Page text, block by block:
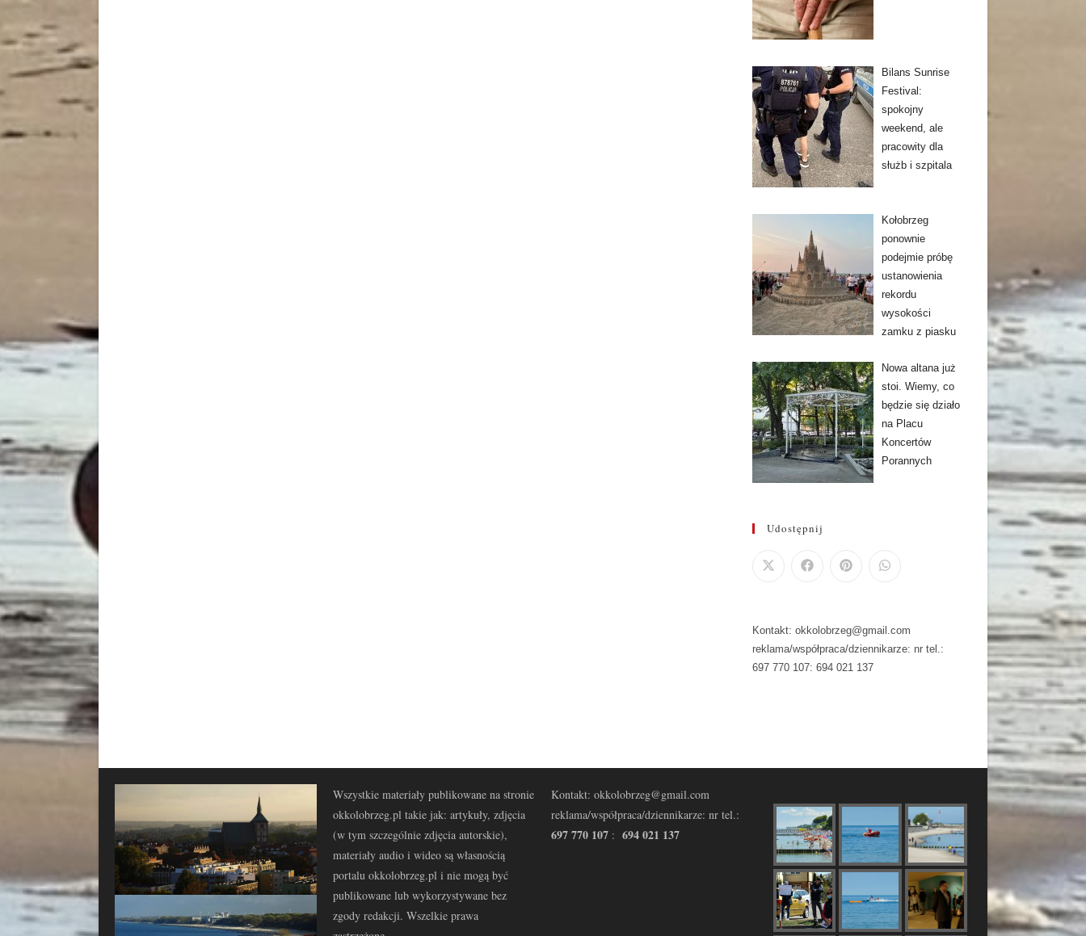
Bilans Sunrise
Festival:
spokojny
weekend, ale
pracowity dla
służb i szpitala
Kołobrzeg
ponownie
podejmie próbę
ustanowienia
rekordu
wysokości
zamku z piasku
Nowa altana już
stoi. Wiemy, co
będzie się działo
na Placu
Koncertów
Porannych
Udostępnij
Kontakt: okkolobrzeg@gmail.com
reklama/współpraca/dziennikarze: nr tel.:
697 770 107: 694 021 137
Wszystkie materiały publikowane na stronie
okkolobrzeg.pl takie jak: artykuły, zdjęcia
(w tym szczególnie zdjęcia autorskie),
materiały audio i wideo są własnością
portalu okkolobrzeg.pl i nie mogą być
publikowane lub wykorzystywane bez
zgody redakcji. Wszelkie prawa
Kontakt: okkolobrzeg@gmail.com
reklama/współpraca/dziennikarze: nr tel.:
697 770 107 : 694 021 137